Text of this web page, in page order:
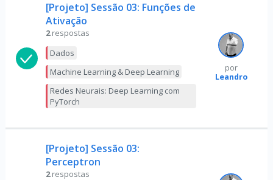
[Projeto] Sessão 03: Funções de
Ativação
2 respostas
Dados
Machine Learning & Deep Learning
Redes Neurais: Deep Learning com
PyTorch
por
Leandro
[Projeto] Sessão 03:
Perceptron
2 respostas